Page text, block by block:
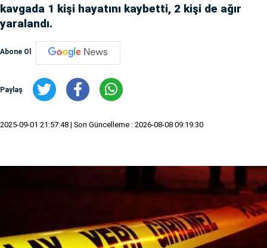
kavgada 1 kişi hayatını kaybetti, 2 kişi de ağır
yaralandı.
Abone Ol
Paylaş
2025-09-01 21:57:48 | Son Güncelleme : 2026-08-08 09:19:30